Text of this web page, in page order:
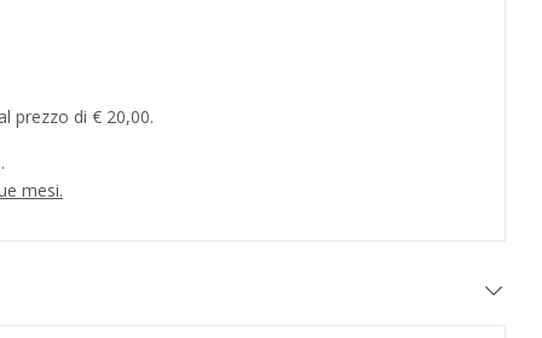
prezzo di € 20,00.
mesi.